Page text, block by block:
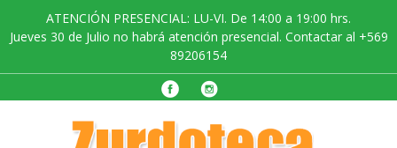
ATENCIÓN PRESENCIAL: LU-VI. De 14:00 a 19:00 hrs.
Jueves 30 de Julio no habrá atención presencial. Contactar al +569
89206154